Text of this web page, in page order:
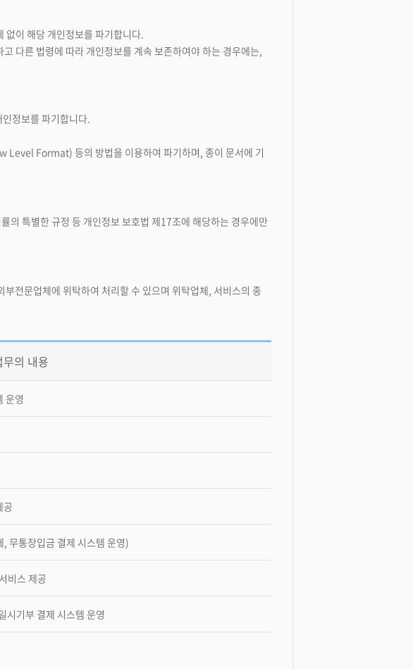
이 해당 개인정보를 파기합니다.
다른 법령에 따라 개인정보를 계속 보존하여야 하는 경우에는,
정보를 파기합니다.
Level Format) 등의 방법을 이용하여 파기하며, 종이 문서에 기
특별한 규정 등 개인정보 보호법 제17조에 해당하는 경우에만
전문업체에 위탁하여 처리할 수 있으며 위탁업체, 서비스의 종
의 내용
운영
공
무통장입금 결제 시스템 운영)
비스 제공
시기부 결제 시스템 운영